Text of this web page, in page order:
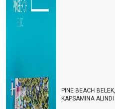
PINE BEACH
KAPSAMINA ALINDI